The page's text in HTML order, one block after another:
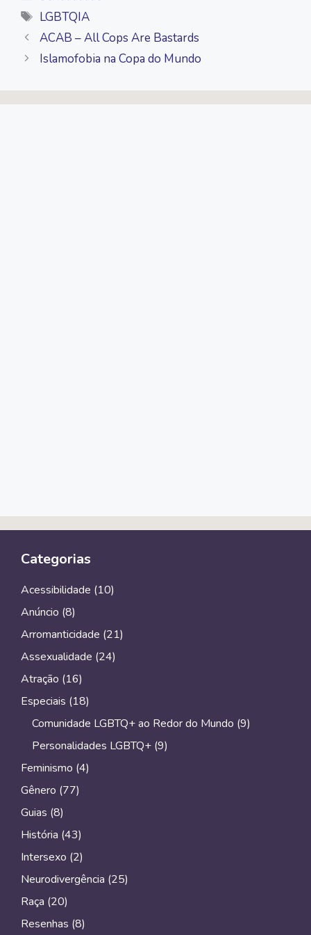
Tags
LGBTQIA
ACAB – All Cops Are Bastards
Islamofobia na Copa do Mundo
Categorias
Acessibilidade (10)
Anúncio (8)
Arromanticidade (21)
Assexualidade (24)
Atração (16)
Especiais (18)
Comunidade LGBTQ+ ao Redor do Mundo (9)
Personalidades LGBTQ+ (9)
Feminismo (4)
Gênero (77)
Guias (8)
História (43)
Intersexo (2)
Neurodivergência (25)
Raça (20)
Resenhas (8)